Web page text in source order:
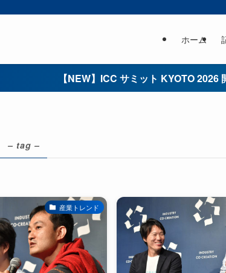
ホーム
【NEW】ICC サミット KYOTO 2026
– tag –
産業トレンド